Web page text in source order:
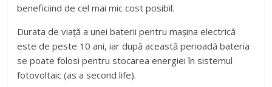
beneficiind de cel mai mic cost posibil.
Durata de viaţă a unei baterii pentru mașina electrică
este de peste 10 ani, iar după această perioadă bateria
se poate folosi pentru stocarea energiei în sistemul
fotovoltaic (as a second life).